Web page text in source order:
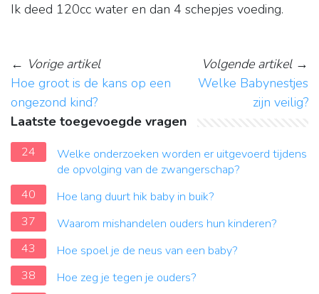
Ik deed 120cc water en dan 4 schepjes voeding.
← Vorige artikel
Hoe groot is de kans op een
ongezond kind?
Volgende artikel→
Welke Babynestjes
zijn veilig?
Laatste toegevoegde vragen
24
Welke onderzoeken worden er uitgevoerd tijdens
de opvolging van de zwangerschap?
40
Hoe lang duurt hik baby in buik?
37
Waarom mishandelen ouders hun kinderen?
43
Hoe spoel je de neus van een baby?
38
Hoe zeg je tegen je ouders?